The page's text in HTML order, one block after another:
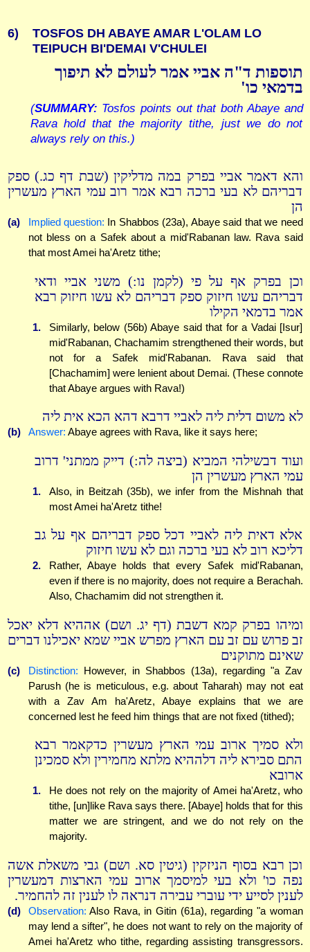
6)
TOSFOS DH ABAYE AMAR L'OLAM LO
TEIPUCH BI'DEMAI V'CHULEI
תוספות ד"ה אביי אמר לעולם לא תיפוך
בדמאי כו'
(SUMMARY: Tosfos points out that both Abaye and
Rava hold that the majority tithe, just we do not
always rely on this.)
והא דאמר אביי בפרק במה מדליקין (שבת דף כג.) ספק
דבריהם לא בעי ברכה רבא אמר רוב עמי הארץ מעשרין
הן
(a) Implied question: In Shabbos (23a), Abaye said that we need
not bless on a Safek about a mid'Rabanan law. Rava said
that most Amei ha'Aretz tithe;
וכן בפרק אף על פי (לקמן נו:) משני אביי ודאי
דבריהם עשו חיזוק ספק דבריהם לא עשו חיזוק רבא
אמר בדמאי הקילו
1.
Similarly, below (56b) Abaye said that for a Vadai [Isur]
mid'Rabanan, Chachamim strengthened their words, but
not for a Safek mid'Rabanan. Rava said that
[Chachamim] were lenient about Demai. (These connote
that Abaye argues with Rava!)
לא משום דלית ליה לאביי דרבא דהא הכא אית ליה
(b) Answer: Abaye agrees with Rava, like it says here;
ועוד דבשילהי המביא (ביצה לה:) דייק ממתני' דרוב
עמי הארץ מעשרין הן
1.
Also, in Beitzah (35b), we infer from the Mishnah that
most Amei ha'Aretz tithe!
אלא דאית ליה לאביי דכל ספק דבריהם אף על גב
דליכא רוב לא בעי ברכה וגם לא עשו חיזוק
2.
Rather, Abaye holds that every Safek mid'Rabanan,
even if there is no majority, does not require a Berachah.
Also, Chachamim did not strengthen it.
ומיהו בפרק קמא דשבת (דף יג. ושם) אההיא דלא יאכל
זב פרוש עם זב עם הארץ מפרש אביי שמא יאכילנו דברים
שאינם מתוקנים
(c) Distinction: However, in Shabbos (13a), regarding "a Zav
Parush (he is meticulous, e.g. about Taharah) may not eat
with a Zav Am ha'Aretz, Abaye explains that we are
concerned lest he feed him things that are not fixed (tithed);
ולא סמיך ארוב עמי הארץ מעשרין כדקאמר רבא
התם סבירא ליה דלההיא מלתא מחמירין ולא סמכינן
ארובא
1.
He does not rely on the majority of Amei ha'Aretz, who
tithe, [un]like Rava says there. [Abaye] holds that for this
matter we are stringent, and we do not rely on the
majority.
וכן רבא בסוף הניזקין (גיטין סא. ושם) גבי משאלת אשה
נפה כו' ולא בעי למיסמך ארוב עמי הארצות דמעשרין
לענין לסייע ידי עוברי עבירה דנראה לו לענין זה להחמיר.
(d) Observation: Also Rava, in Gitin (61a), regarding "a woman
may lend a sifter", he does not want to rely on the majority of
Amei ha'Aretz who tithe, regarding assisting transgressors.